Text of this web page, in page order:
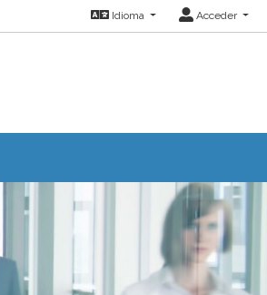
Idioma Acceder